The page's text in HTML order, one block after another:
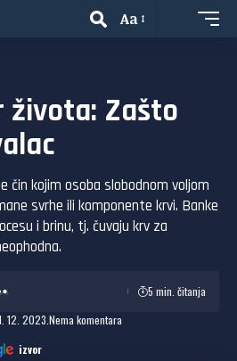
Aa
života: Zašto
čin kojim osoba slobodnom voljom
svrhe ili komponente krvi. Banke
i brinu, tj. čuvaju krv za
12. 2023. Nema komentara
5 min. čitanja
izvor